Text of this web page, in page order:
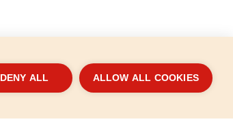
DENY ALL ALLOW ALL COOKIES